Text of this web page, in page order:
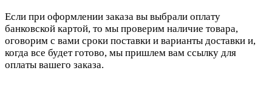
Если при оформлении заказа вы выбрали оплату
банковской картой, то мы проверим наличие товара,
оговорим с вами сроки поставки и варианты доставки и,
когда все будет готово, мы пришлем вам ссылку для
оплаты вашего заказа.